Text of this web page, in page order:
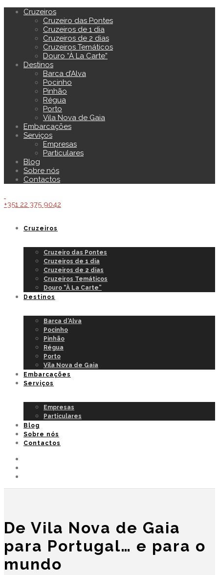
Cruzeiros
Cruzeiro das Pontes
Cruzeiros de 1 dia
Cruzeiros de 2 dias
Cruzeiros Temáticos
Douro “À La Carte”
Destinos
Barca d’Alva
Pocinho
Pinhão
Régua
Porto
Vila Nova de Gaia
Embarcações
Serviços
Empresas
Particulares
Blog
Sobre nós
Contactos
+351 22 375 9042
Cruzeiros
Cruzeiro das Pontes
Cruzeiros de 1 dia
Cruzeiros de 2 dias
Cruzeiros Temáticos
Douro “À La Carte”
Destinos
Barca d’Alva
Pocinho
Pinhão
Régua
Porto
Vila Nova de Gaia
Embarcações
Serviços
Empresas
Particulares
Blog
Sobre nós
Contactos
De Vila Nova de Gaia
para Portugal… e para o
mundo